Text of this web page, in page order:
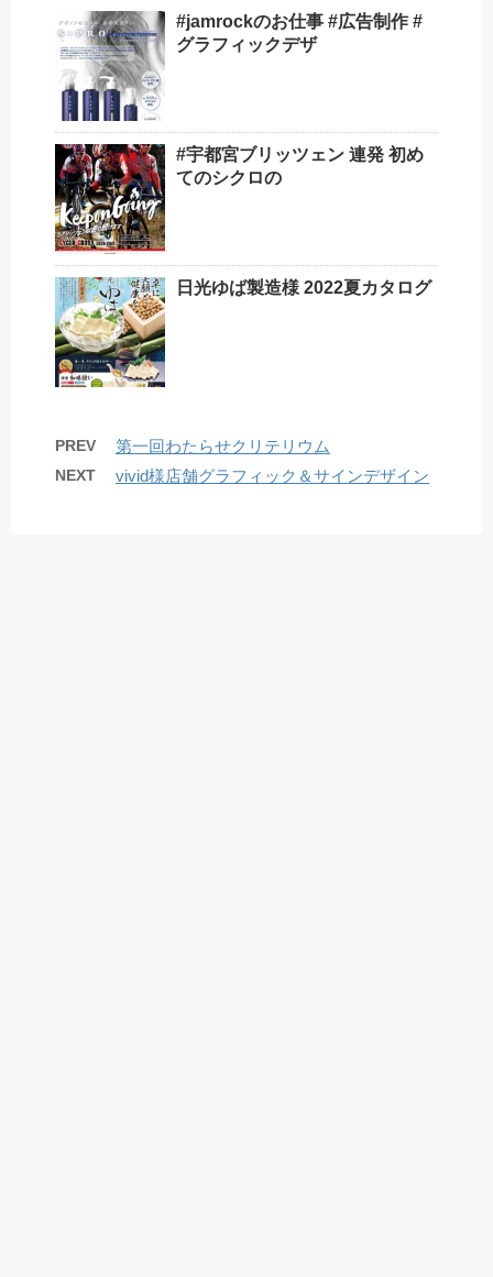
#jamrockのお仕事 #広告制作 #
グラフィックデザ
#宇都宮ブリッツェン 連発 初め
てのシクロの
日光ゆば製造様 2022夏カタログ
PREV 第一回わたらせクリテリウム
NEXT vivid様店舗グラフィック＆サインデザイン